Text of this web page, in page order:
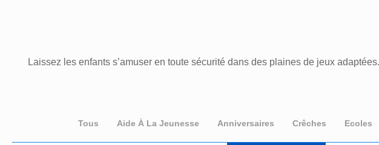
Laissez les enfants s’amuser en toute sécurité dans des plaines de jeux
Tous Aide À La Jeunesse Anniversaires Crêches Ecoles